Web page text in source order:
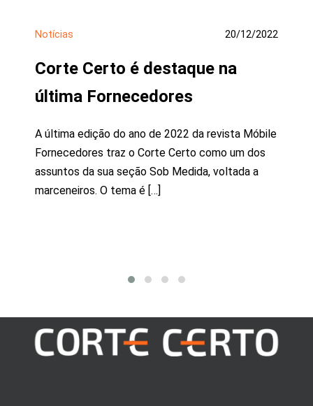
Notícias 20/12/2022
Corte Certo é destaque na
última Fornecedores
A última edição do ano de 2022 da revista Móbile
Fornecedores traz o Corte Certo como um dos
assuntos da sua seção Sob Medida, voltada a
marceneiros. O tema é […]